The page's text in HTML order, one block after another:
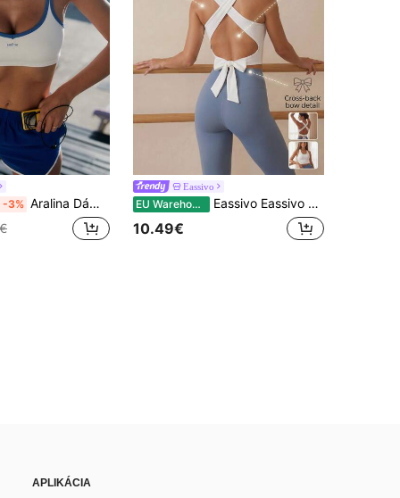
-3% Aralina Dámsky krátky top s výstrihom do lodičky, dvojitými ramienkami, slim fit strihom, z elastického materiálu s kontrastným lemovaním, roztomilý top pre workout sety, letný outfit pre ženy
Eassivo
EU Warehouse Eassivo Eassivo Dámske módne minimalistické športové tielko v jednofarebnom prevedení na behanie a fitness
10.49€
APLIKÁCIA